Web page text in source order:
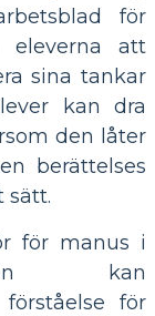
för
eleverna att
sina tankar
kan dra
den låter
berättelses
sätt.
för manus i
kan
för